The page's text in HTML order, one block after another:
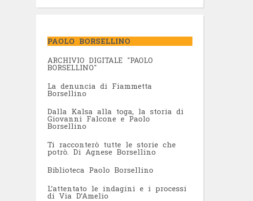
PAOLO BORSELLINO
ARCHIVIO DIGITALE "PAOLO
BORSELLINO"
La denuncia di Fiammetta
Borsellino
Dalla Kalsa alla toga, la storia di
Giovanni Falcone e Paolo
Borsellino
Ti racconterò tutte le storie che
potrò. Di Agnese Borsellino
Biblioteca Paolo Borsellino
L’attentato le indagini e i processi
di Via D’Amelio